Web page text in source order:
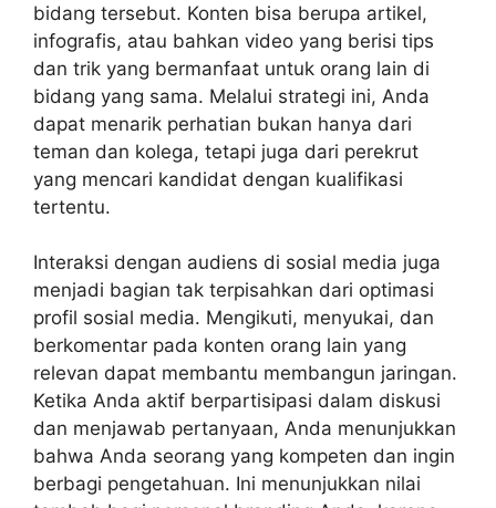
bidang tersebut. Konten bisa berupa artikel,
infografis, atau bahkan video yang berisi tips
dan trik yang bermanfaat untuk orang lain di
bidang yang sama. Melalui strategi ini, Anda
dapat menarik perhatian bukan hanya dari
teman dan kolega, tetapi juga dari perekrut
yang mencari kandidat dengan kualifikasi
tertentu.
Interaksi dengan audiens di sosial media juga
menjadi bagian tak terpisahkan dari optimasi
profil sosial media. Mengikuti, menyukai, dan
berkomentar pada konten orang lain yang
relevan dapat membantu membangun jaringan.
Ketika Anda aktif berpartisipasi dalam diskusi
dan menjawab pertanyaan, Anda menunjukkan
bahwa Anda seorang yang kompeten dan ingin
berbagi pengetahuan. Ini menunjukkan nilai